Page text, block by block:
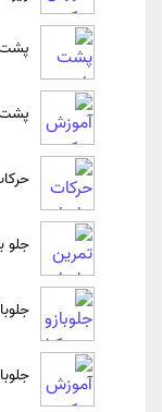
پشت بازو
پشت بازو
حرکات
جلو بازو
جلوبازو
جلوبازو